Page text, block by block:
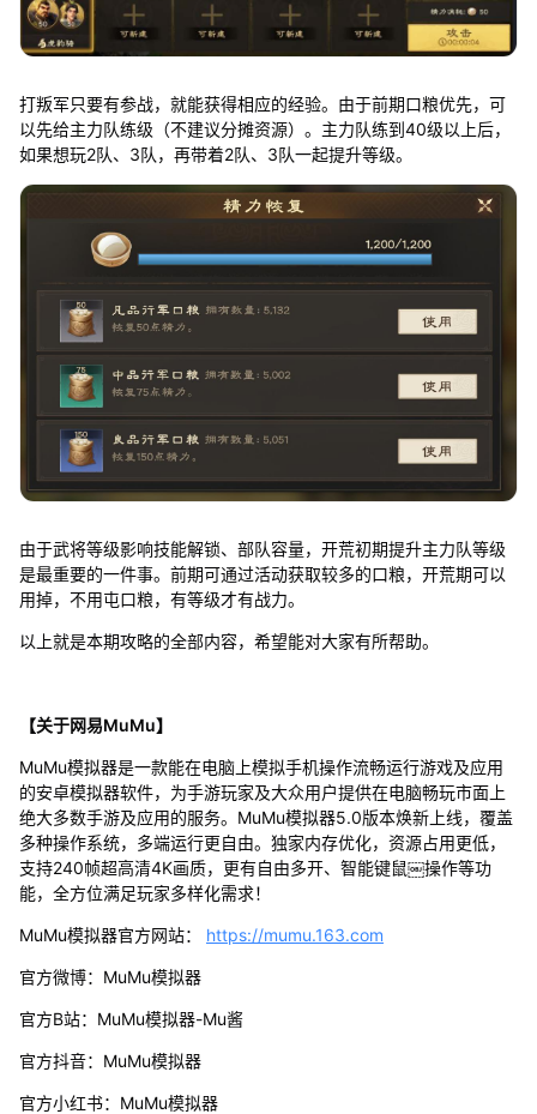
打叛军只要有参战，就能获得相应的经验。由于前期口粮优先，可
以先给主力队练级（不建议分摊资源）。主力队练到40级以上后，
如果想玩2队、3队，再带着2队、3队一起提升等级。
由于武将等级影响技能解锁、部队容量，开荒初期提升主力队等级
是最重要的一件事。前期可通过活动获取较多的口粮，开荒期可以
用掉，不用屯口粮，有等级才有战力。
以上就是本期攻略的全部内容，希望能对大家有所帮助。
【关于网易MuMu】
MuMu模拟器是一款能在电脑上模拟手机操作流畅运行游戏及应用
的安卓模拟器软件，为手游玩家及大众用户提供在电脑畅玩市面上
绝大多数手游及应用的服务。MuMu模拟器5.0版本焕新上线，覆盖
多种操作系统，多端运行更自由。独家内存优化，资源占用更低，
支持240帧超高清4K画质，更有自由多开、智能键鼠￼操作等功
能，全方位满足玩家多样化需求！
MuMu模拟器官方网站： https://mumu.163.com
官方微博：MuMu模拟器
官方B站：MuMu模拟器-Mu酱
官方抖音：MuMu模拟器
官方小红书：MuMu模拟器